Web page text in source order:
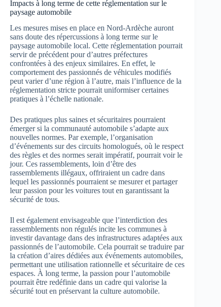
Impacts à long terme de cette réglementation sur le
paysage automobile
Les mesures mises en place en Nord-Ardèche auront
sans doute des répercussions à long terme sur le
paysage automobile local. Cette réglementation pourrait
servir de précédent pour d’autres préfectures
confrontées à des enjeux similaires. En effet, le
comportement des passionnés de véhicules modifiés
peut varier d’une région à l’autre, mais l’influence de la
réglementation stricte pourrait uniformiser certaines
pratiques à l’échelle nationale.
Des pratiques plus saines et sécuritaires pourraient
émerger si la communauté automobile s’adapte aux
nouvelles normes. Par exemple, l’organisation
d’événements sur des circuits homologués, où le respect
des règles et des normes serait impératif, pourrait voir le
jour. Ces rassemblements, loin d’être des
rassemblements illégaux, offriraient un cadre dans
lequel les passionnés pourraient se mesurer et partager
leur passion pour les voitures tout en garantissant la
sécurité de tous.
Il est également envisageable que l’interdiction des
rassemblements non régulés incite les communes à
investir davantage dans des infrastructures adaptées aux
passionnés de l’automobile. Cela pourrait se traduire par
la création d’aires dédiées aux événements automobiles,
permettant une utilisation rationnelle et sécuritaire de ces
espaces. À long terme, la passion pour l’automobile
pourrait être redéfinie dans un cadre qui valorise la
sécurité tout en préservant la culture automobile.